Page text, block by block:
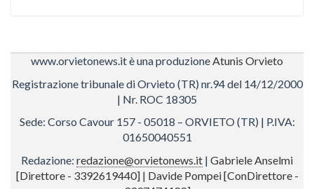
www.orvietonews.it è una produzioneAtunis Orvieto
Registrazione tribunale di Orvieto (TR) nr.94 del 14/12/2000
| Nr. ROC 18305
Sede: Corso Cavour 157 - 05018 – ORVIETO (TR) | P.IVA:
01650040551
Redazione: redazione@orvietonews.it | Gabriele Anselmi
[Direttore - 3392619440]| Davide Pompei [ConDirettore -